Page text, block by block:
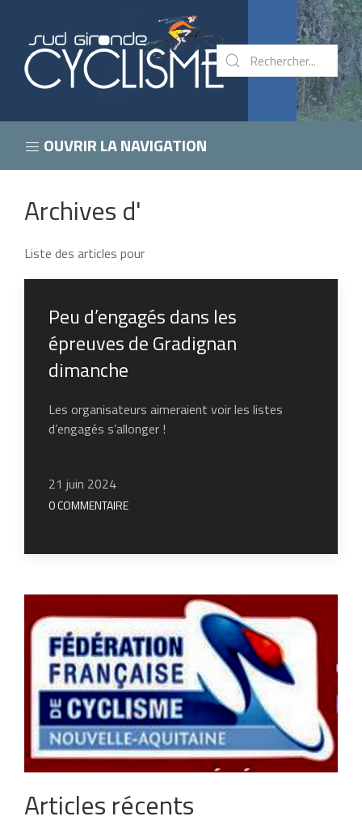
OUVRIR LA NAVIGATION
Archives d'
Liste des articles pour
Peu d’engagés dans les
épreuves de Gradignan
dimanche
Les organisateurs aimeraient voir les listes
d’engagés s’allonger !
21 juin 2024
0 COMMENTAIRE
Articles récents